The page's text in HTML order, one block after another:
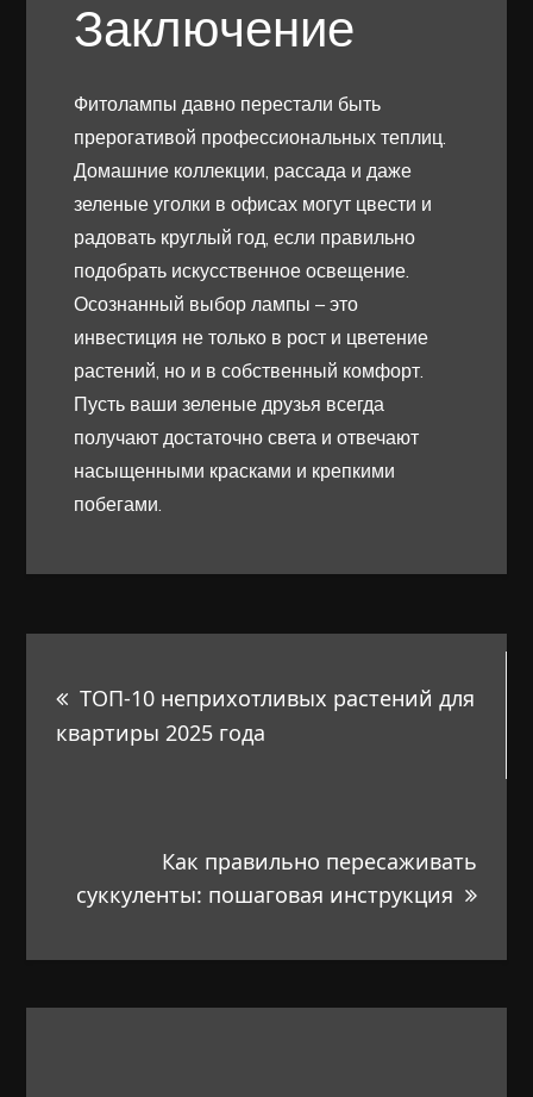
Заключение
Фитолампы давно перестали быть
прерогативой профессиональных теплиц.
Домашние коллекции, рассада и даже
зеленые уголки в офисах могут цвести и
радовать круглый год, если правильно
подобрать искусственное освещение.
Осознанный выбор лампы – это
инвестиция не только в рост и цветение
растений, но и в собственный комфорт.
Пусть ваши зеленые друзья всегда
получают достаточно света и отвечают
насыщенными красками и крепкими
побегами.
по
ТОП-10 неприхотливых растений для
квартиры 2025 года
Как правильно пересаживать
суккуленты: пошаговая инструкция